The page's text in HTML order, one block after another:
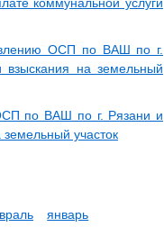
коммунальной услуги
ОСП по ВАШ по г.
на земельный
по ВАШ по г. Рязани и
участок
январь